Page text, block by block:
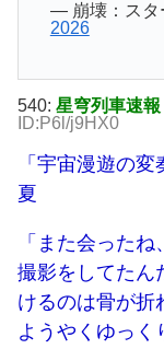
— 崩壊：スタ
2026
540: 星穹列車速報
ID:P6l/j9HX0
「宇宙漫遊の
夏
「また会った
撮影をしてたん
けるのは骨が折
ようやくゆっく